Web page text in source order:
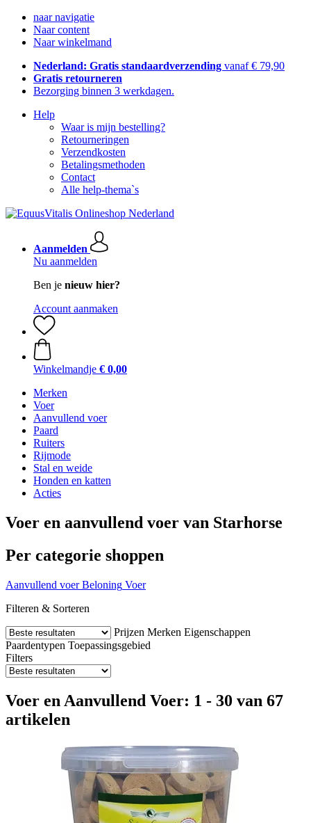
naar navigatie
Naar content
Naar winkelmand
Nederland: Gratis standaardverzending vanaf € 79,90
Gratis retourneren
Bezorging binnen 3 werkdagen.
Help
Waar is mijn bestelling?
Retourneringen
Verzendkosten
Betalingsmethoden
Contact
Alle help-thema`s
Aanmelden
Nu aanmelden
Ben je nieuw hier?
Account aanmaken
Winkelmandje € 0,00
Merken
Voer
Aanvullend voer
Paard
Ruiters
Rijmode
Stal en weide
Honden en katten
Acties
Voer en aanvullend voer van Starhorse
Per categorie shoppen
Aanvullend voer Beloning Voer
Filteren & Sorteren
Prijzen Merken Eigenschappen
Paardentypen Toepassingsgebied
Filters
Voer en Aanvullend Voer: 1 - 30 van 67
artikelen